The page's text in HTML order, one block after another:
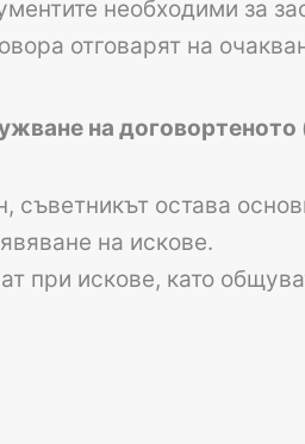
необходими за
отговарят на
на
съветникът остава
на искове.
при искове, като